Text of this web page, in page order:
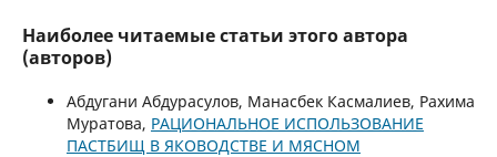
Наиболее читаемые статьи этого автора
(авторов)
Абдугани Абдурасулов, Манасбек Касмалиев, Рахима
Муратова, РАЦИОНАЛЬНОЕ ИСПОЛЬЗОВАНИЕ
ПАСТБИЩ В ЯКОВОДСТВЕ И МЯСНОМ